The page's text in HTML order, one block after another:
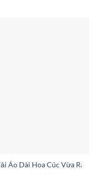
Áo Dài Hoa Cúc Vừa Ra